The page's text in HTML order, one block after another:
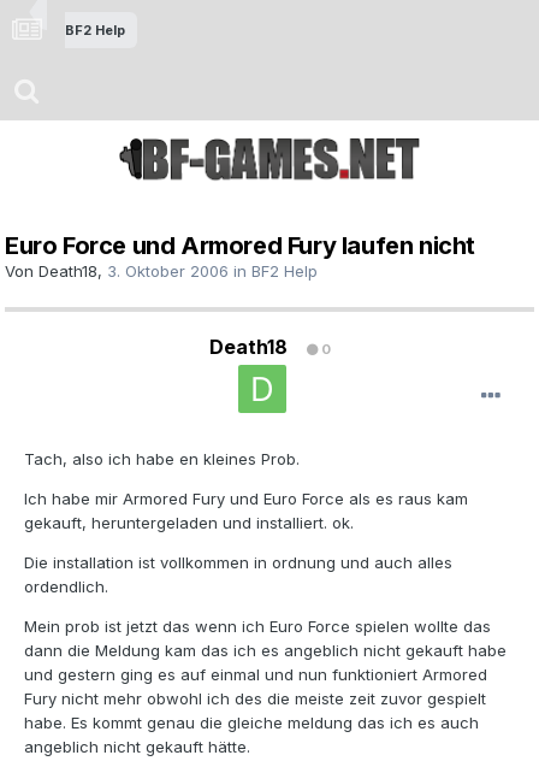
BF2 Help
Euro Force und Armored Fury laufen nicht
Von Death18, 3. Oktober 2006 in BF2 Help
Death18 0
Tach, also ich habe en kleines Prob.
Ich habe mir Armored Fury und Euro Force als es raus kam
gekauft, heruntergeladen und installiert. ok.
Die installation ist vollkommen in ordnung und auch alles
ordendlich.
Mein prob ist jetzt das wenn ich Euro Force spielen wollte das
dann die Meldung kam das ich es angeblich nicht gekauft habe
und gestern ging es auf einmal und nun funktioniert Armored
Fury nicht mehr obwohl ich des die meiste zeit zuvor gespielt
habe. Es kommt genau die gleiche meldung das ich es auch
angeblich nicht gekauft hätte.